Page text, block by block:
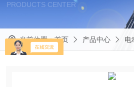
PRODUCTS CENTER
当前位置：首页 产品中心 电